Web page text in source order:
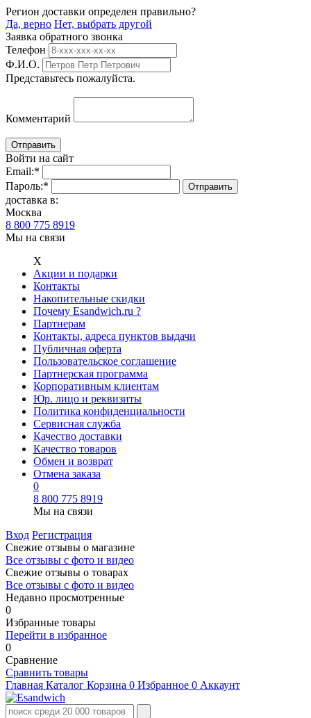
Регион доставки определен правильно?
Да, верно Нет, выбрать другой
Заявка обратного звонка
Телефон
Ф.И.О.
Представьтесь пожалуйста.
Комментарий
Войти на сайт
Email:*
Пароль:*
доставка в:
Москва
8 800 775 8919
Мы на связи
Х
Акции и подарки
Контакты
Накопительные скидки
Почему Esandwich.ru ?
Партнерам
Контакты, адреса пунктов выдачи
Публичная оферта
Пользовательское соглашение
Партнерская программа
Корпоративным клиентам
Юр. лицо и реквизиты
Политика конфиденциальности
Сервисная служба
Качество доставки
Качество товаров
Обмен и возврат
Отмена заказа
0
8 800 775 8919
Мы на связи
Вход Регистрация
Свежие отзывы о магазине
Все отзывы с фото и видео
Свежие отзывы о товарах
Все отзывы c фото и видео
Недавно просмотренные
0
Избранные товары
Перейти в избранное
0
Сравнение
Сравнить товары
Главная Каталог Корзина 0 Избранное 0 Аккаунт